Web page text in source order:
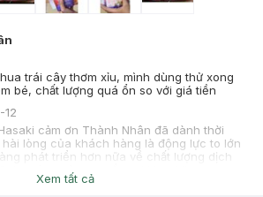
trái cây thơm xỉu, mình dùng thử xong
bé, chất lượng quá ổn so với giá tiền
cảm ơn Thành Nhân đã dành thời
hài lòng của khách hàng là động lực to lớn
phát triển hơn nữa về chất lượng dịch
tin tưởng và mua sắm tại Hasaki!
Xem tất cả